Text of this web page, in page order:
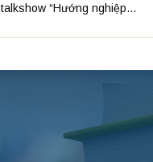
talkshow “Hướng nghiệp...